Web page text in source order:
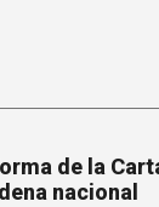
de la
nacional